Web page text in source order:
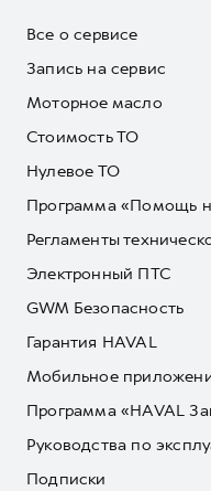
Все о сервисе
Запись на сервис
Моторное масло
Стоимость ТО
Нулевое ТО
Программа «Помощь
Регламенты
Электронный ПТС
GWM Безопасность
Гарантия HAVAL
Мобильное
Программа «HAVAL
Руководства по
Подписки